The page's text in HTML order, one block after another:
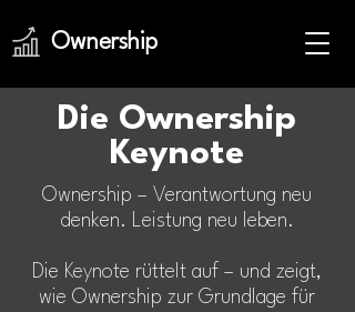
Ownership
Die Ownership
Keynote
Ownership – Verantwortung neu
denken. Leistung neu leben.
Die Keynote rüttelt auf – und zeigt,
wie Ownership zur Grundlage für